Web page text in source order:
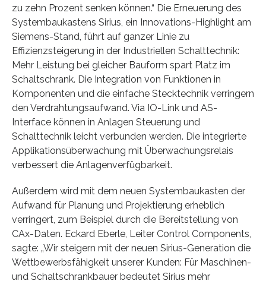
zu zehn Prozent senken können.“ Die Erneuerung des
Systembaukastens Sirius, ein Innovations-Highlight am
Siemens-Stand, führt auf ganzer Linie zu
Effizienzsteigerung in der Industriellen Schalttechnik:
Mehr Leistung bei gleicher Bauform spart Platz im
Schaltschrank. Die Integration von Funktionen in
Komponenten und die einfache Stecktechnik verringern
den Verdrahtungsaufwand. Via IO-Link und AS-
Interface können in Anlagen Steuerung und
Schalttechnik leicht verbunden werden. Die integrierte
Applikationsüberwachung mit Überwachungsrelais
verbessert die Anlagenverfügbarkeit.
Außerdem wird mit dem neuen Systembaukasten der
Aufwand für Planung und Projektierung erheblich
verringert, zum Beispiel durch die Bereitstellung von
CAx-Daten. Eckard Eberle, Leiter Control Components,
sagte: „Wir steigern mit der neuen Sirius-Generation die
Wettbewerbsfähigkeit unserer Kunden: Für Maschinen-
und Schaltschrankbauer bedeutet Sirius mehr